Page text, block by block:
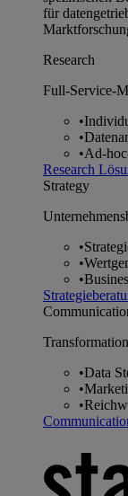
für
Research
Full-Service-
•
•
•Ad-
Research
Strategy
•
•
•
•Data
•
•